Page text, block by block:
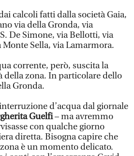
calcoli fatti dalla società Gaia,
via della Gronda, via
De Simone, via Bellotti, via
Sella, via Lamarmora.
corrente, però, suscita la
della zona. In particolare dello
Gronda.
d’acqua dal giornale
Guelfi– ma avremmo
con qualche giorno
diretta. Bisogna capire che
è un momento delicato.